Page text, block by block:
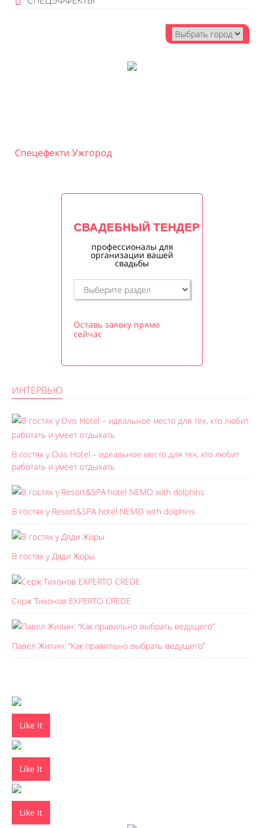
Спецефекти Ужгород
СВАДЕБНЫЙ ТЕНДЕР
профессионалы для
организации вашей
свадьбы
Оставь заявку прямо
сейчас
ИНТЕРВЬЮ
В гостях у Ovis Hotel – идеальное место для тех, кто любит
работать и умеет отдыхать
В гостях у Resort&SPA hotel NEMO with dolphins
В гостях у Дяди Жоры
Серж Тихонов EXPERTO CREDE
Павел Жилин: “Как правильно выбрать ведущего”
Like It
Like It
Like It